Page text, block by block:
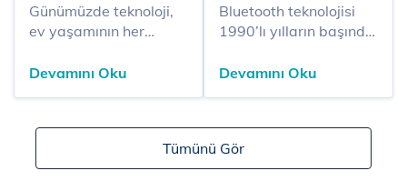
​​Günümüzde teknoloji,
ev yaşamının her
konfor ve güvenliği bir
yaşamı
kalmıyor, aynı
Devamını Oku
​​​Bluetooth teknolojisi
1990’lı yılların başında
çalışan Jaap Haartsen
geniş bir kullanım
yelpazesine sahip.
“Bluetooth nedir?”
Devamını Oku
Tümünü Gör